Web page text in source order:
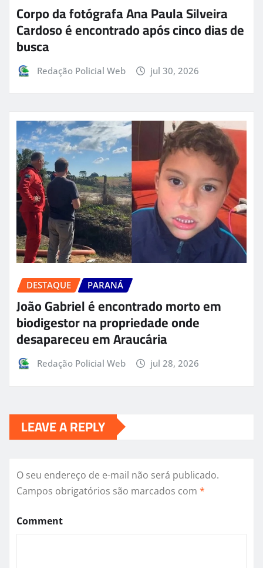
Corpo da fotógrafa Ana Paula Silveira
Cardoso é encontrado após cinco dias de
busca
Redação Policial Web jul 30, 2026
DESTAQUE PARANÁ
João Gabriel é encontrado morto em
biodigestor na propriedade onde
desapareceu em Araucária
Redação Policial Web jul 28, 2026
LEAVE A REPLY
O seu endereço de e-mail não será publicado.
Campos obrigatórios são marcados com *
Comment